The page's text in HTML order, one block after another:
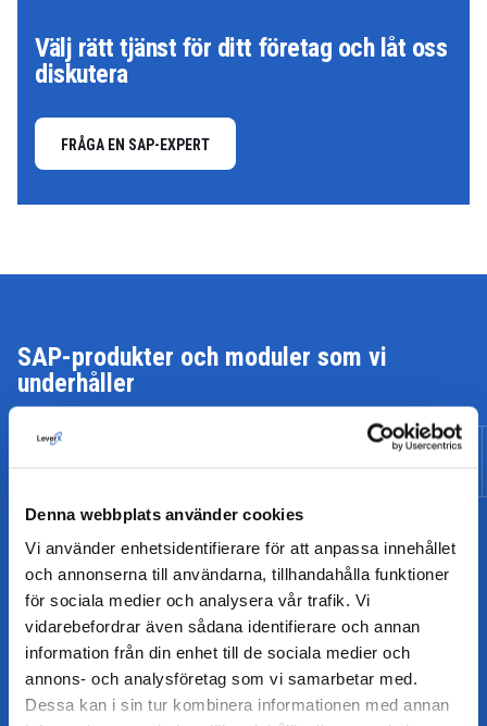
Denna webbplats använder cookies
Vi använder enhetsidentifierare för att anpassa innehållet
och annonserna till användarna, tillhandahålla funktioner
för sociala medier och analysera vår trafik. Vi
vidarebefordrar även sådana identifierare och annan
information från din enhet till de sociala medier och
annons- och analysföretag som vi samarbetar med.
Dessa kan i sin tur kombinera informationen med annan
Välj rätt tjänst för ditt företag och låt oss
diskutera
FRÅGA EN SAP-EXPERT
SAP-produkter och moduler som vi
underhåller
DIGITAL SUPPLY CHAIN